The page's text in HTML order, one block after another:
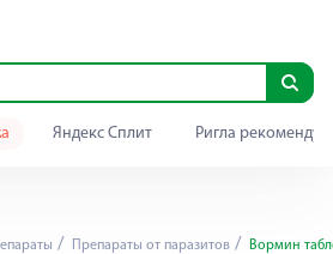
Яндекс Сплит Ригла
Препараты от паразитов Вормин